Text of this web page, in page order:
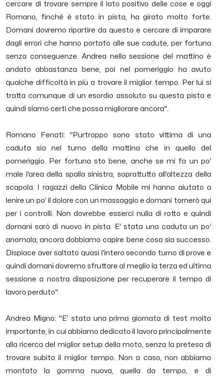
cercare di trovare sempre il lato positivo delle cose e oggi
Romano, finché è stato in pista, ha girato molto forte.
Domani dovremo ripartire da questo e cercare di imparare
dagli errori che hanno portato alle sue cadute, per fortuna
senza conseguenze. Andrea nella sessione del mattino è
andato abbastanza bene, poi nel pomeriggio ha avuto
qualche difficoltà in più a trovare il miglior tempo. Per lui si
tratta comunque di un esordio assoluto su questa pista e
quindi siamo certi che possa migliorare ancora".
Romano Fenati: " Purtroppo sono stato vittima di una
caduta sia nel turno della mattina che in quello del
pomeriggio. Per fortuna sto bene, anche se mi fa un po’
male l’area della spalla sinistra, soprattutto all’altezza della
scapola. I ragazzi della Clinica Mobile mi hanno aiutato a
lenire un po’ il dolore con un massaggio e domani tornerò qui
per i controlli. Non dovrebbe esserci nulla di rotto e quindi
domani sarò di nuovo in pista. E’ stata una caduta un po’
anomala, ancora dobbiamo capire bene cosa sia successo.
Dispiace aver saltato quasi l’intero secondo turno di prove e
quindi domani dovremo sfruttare al meglio la terza ed ultima
sessione a nostra disposizione per recuperare il tempo di
lavoro perduto".
Andrea Migno: " E’ stata una prima giornata di test molto
importante, in cui abbiamo dedicato il lavoro principalmente
alla ricerca del miglior setup della moto, senza la pretesa di
trovare subito il miglior tempo. Non a caso, non abbiamo
montato la gomma nuova, quella da tempo, e di